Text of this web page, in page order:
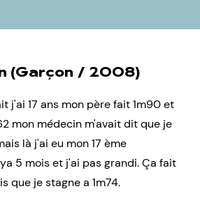
(Garçon / 2008)
j'ai 17 ans mon père fait 1m90 et
mon médecin m'avait dit que je
là j'ai eu mon 17 ème
5 mois et j'ai pas grandi. Ça fait
que je stagne a 1m74.